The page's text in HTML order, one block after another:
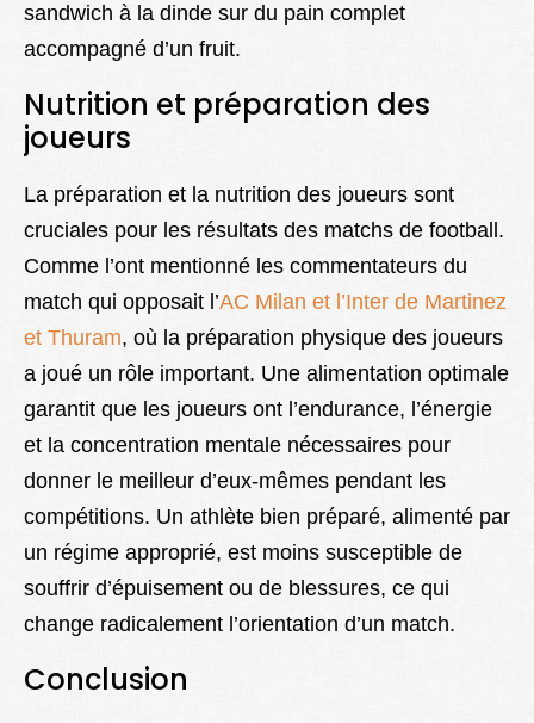
sandwich à la dinde sur du pain complet
accompagné d’un fruit.
Nutrition et préparation des
joueurs
La préparation et la nutrition des joueurs sont
cruciales pour les résultats des matchs de football.
Comme l’ont mentionné les commentateurs du
match qui opposait l’AC Milan et l’Inter de Martinez
et Thuram, où la préparation physique des joueurs
a joué un rôle important. Une alimentation optimale
garantit que les joueurs ont l’endurance, l’énergie
et la concentration mentale nécessaires pour
donner le meilleur d’eux-mêmes pendant les
compétitions. Un athlète bien préparé, alimenté par
un régime approprié, est moins susceptible de
souffrir d’épuisement ou de blessures, ce qui
change radicalement l’orientation d’un match.
Conclusion